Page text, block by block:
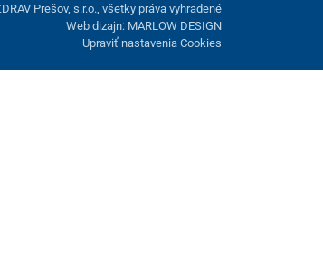
Prešov, s.r.o., všetky práva vyhradené
Web dizajn: MARLOW DESIGN
Upraviť nastavenia Cookies